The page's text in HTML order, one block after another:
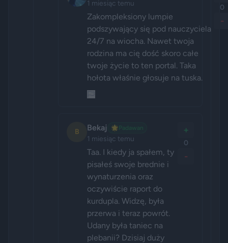
1 miesiąc temu
Zakompleksiony lumpie
podszywający się pod nauczyciela
24/7 na wiocha. Nawet twoja
rodzina ma cię dość skoro całe
twoje życie to ten portal. Taka
hołota właśnie głosuje na tuska.
0
-
B Bekaj 🌟Padawan
1 miesiąc temu
Taa. I kiedy ja spałem, ty
pisałeś swoje brednie i
wynaturzenia oraz
oczywiście raport do
kurdupla. Widzę, była
przerwa i teraz powrót.
Udany była taniec na
plebanii? Dzisiaj duży
+
0
-